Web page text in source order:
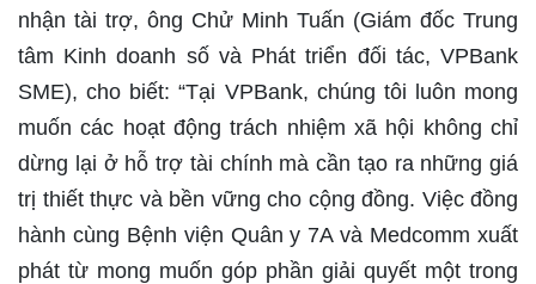
nhận tài trợ, ông Chử Minh Tuấn (Giám đốc Trung
tâm Kinh doanh số và Phát triển đối tác, VPBank
SME), cho biết: “Tại VPBank, chúng tôi luôn mong
muốn các hoạt động trách nhiệm xã hội không chỉ
dừng lại ở hỗ trợ tài chính mà cần tạo ra những giá
trị thiết thực và bền vững cho cộng đồng. Việc đồng
hành cùng Bệnh viện Quân y 7A và Medcomm xuất
phát từ mong muốn góp phần giải quyết một trong